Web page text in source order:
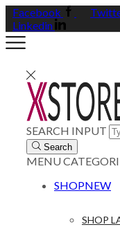
Facebook
Linkedin
SEARCH INPUT
Search
MENU
SHOPNEW
SHOP